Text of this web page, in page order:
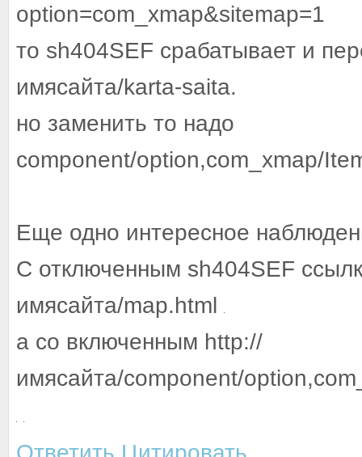
option=com_xmap&sitemap=1
то sh404SEF срабатывает и
имясайта/karta-saita.
но заменить то надо
component/option,com_xmap/
Еще одно интересное
С отключенным sh404SEF
имясайта/map.html
а со включенным http://
имясайта/component/